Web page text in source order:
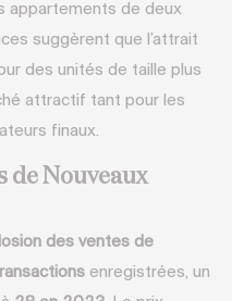
appartements de deux
suggèrent que l’attrait
des unités de taille plus
attractif tant pour les
finaux.
de Nouveaux
des ventes de
enregistrées, un